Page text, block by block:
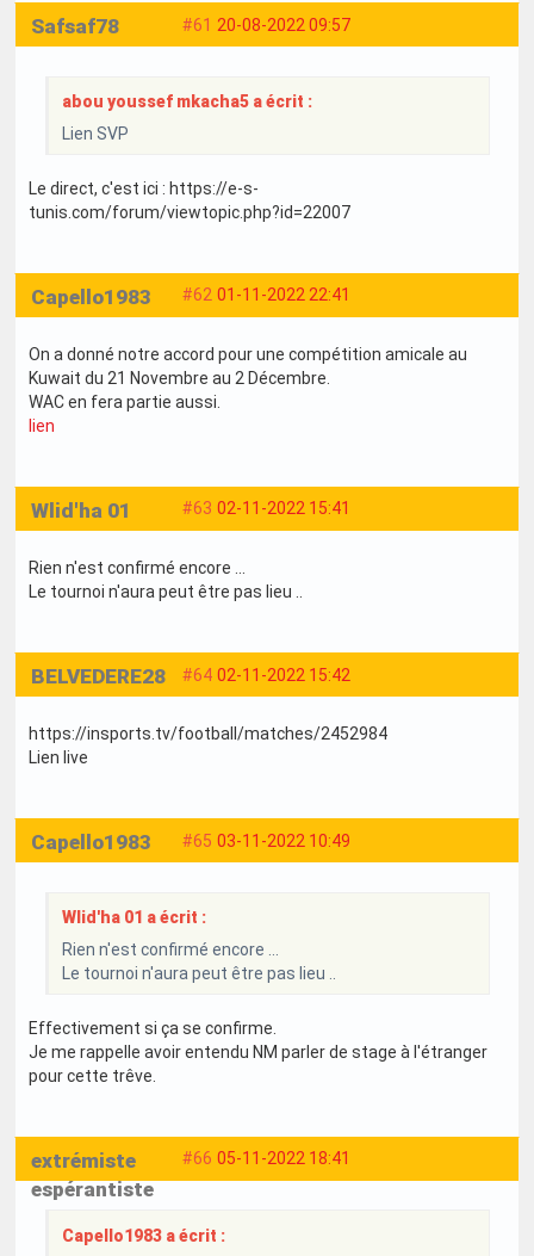
#61 20-08-2022 09:57
Safsaf78
abou youssef mkacha5 a écrit :
Lien SVP
Le direct, c'est ici : https://e-s-
tunis.com/forum/viewtopic.php?id=22007
#62 01-11-2022 22:41
Capello1983
On a donné notre accord pour une compétition amicale au
Kuwait du 21 Novembre au 2 Décembre.
WAC en fera partie aussi.
lien
#63 02-11-2022 15:41
Wlid'ha 01
Rien n'est confirmé encore ...
Le tournoi n'aura peut être pas lieu ..
#64 02-11-2022 15:42
BELVEDERE28
https://insports.tv/football/matches/2452984
Lien live
#65 03-11-2022 10:49
Capello1983
Wlid'ha 01 a écrit :
Rien n'est confirmé encore ...
Le tournoi n'aura peut être pas lieu ..
Effectivement si ça se confirme.
Je me rappelle avoir entendu NM parler de stage à l'étranger
pour cette trêve.
#66 05-11-2022 18:41
extrémiste
espérantiste
Capello1983 a écrit :